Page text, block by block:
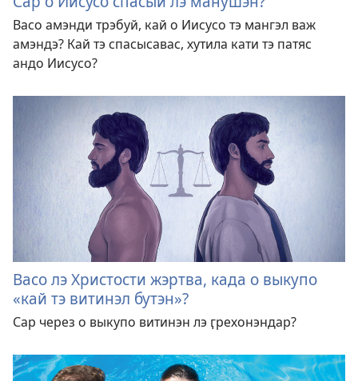
Васо амэнди трэбуй, кай о Иисусо тэ мангэл важ
амэндэ? Кай тэ спасысавас, хутила кати тэ патяс
андо Иисусо?
Васо лэ Христости жэртва, када о выкупо
«кай тэ витинэл бутэн»?
Сар через о выкупо витинэн лэ ӷрехонэндар?